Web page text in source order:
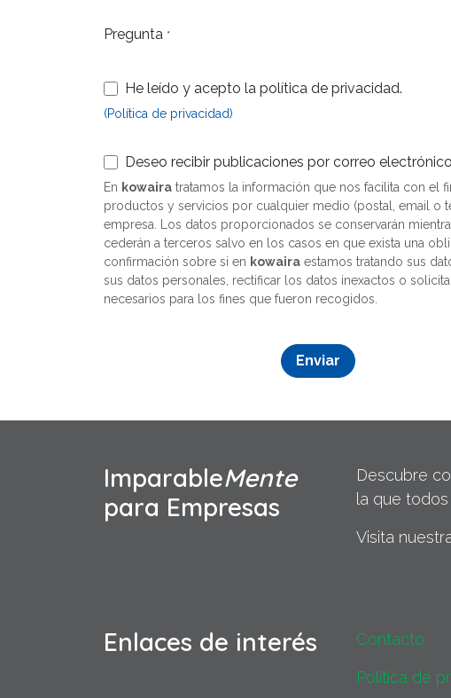
Pregunta *
He leído y acepto la política de privacidad.
(Política de privacidad)
Deseo recibir publicaciones por correo
En kowaira tratamos la información que nos facilita con el
productos y servicios por cualquier medio (postal, email o
empresa. Los datos proporcionados se conservarán
cederán a terceros salvo en los casos en que exista una
confirmación sobre si en kowaira estamos tratando sus
sus datos personales, rectificar los datos inexactos o
necesarios para los fines que fueron recogidos.
Enviar
ImparableMente
para Empresas
Descubre
la que
Visita
Enlaces de interés Contacto
Política de